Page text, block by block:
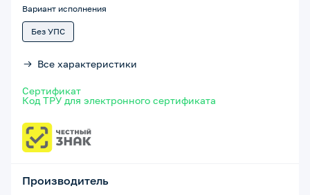
Вариант исполнения
Без УПС
Все характеристики
Сертификат
Код ТРУ для электронного сертификата
Производитель